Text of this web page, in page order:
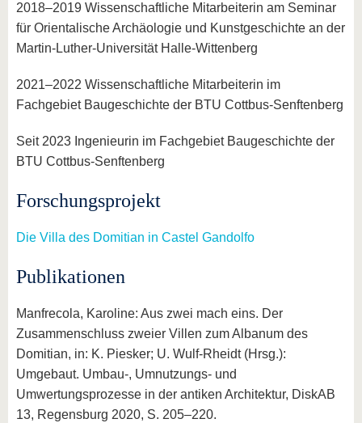
2018–2019 Wissenschaftliche Mitarbeiterin am Seminar
für Orientalische Archäologie und Kunstgeschichte an der
Martin-Luther-Universität Halle-Wittenberg
2021–2022 Wissenschaftliche Mitarbeiterin im
Fachgebiet Baugeschichte der BTU Cottbus-Senftenberg
Seit 2023 Ingenieurin im Fachgebiet Baugeschichte der
BTU Cottbus-Senftenberg
Forschungsprojekt
Die Villa des Domitian in Castel Gandolfo
Publikationen
Manfrecola, Karoline: Aus zwei mach eins. Der
Zusammenschluss zweier Villen zum Albanum des
Domitian, in: K. Piesker; U. Wulf-Rheidt (Hrsg.):
Umgebaut. Umbau-, Umnutzungs- und
Umwertungsprozesse in der antiken Architektur, DiskAB
13, Regensburg 2020, S. 205–220.